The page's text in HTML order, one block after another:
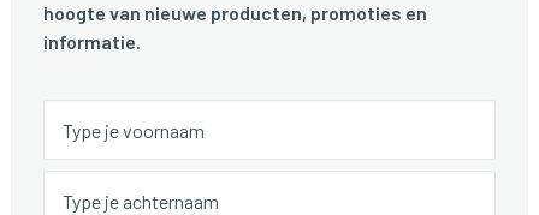
hoogte van nieuwe producten, promoties en
informatie.